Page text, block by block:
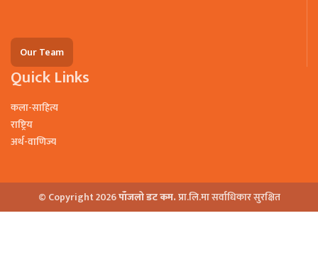
Our Team
Quick Links
कला-साहित्य
राष्ट्रिय
अर्थ-वाणिज्य
© Copyright 2026पाँजलो डट कम.प्रा.लि.मा सर्वाधिकार सुरक्षित